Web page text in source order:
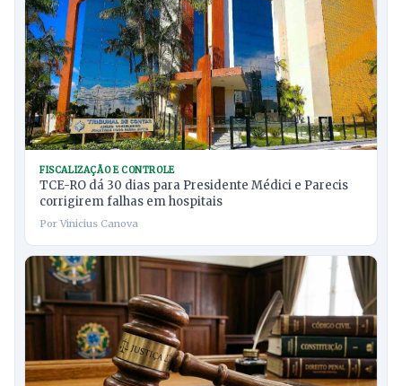
FISCALIZAÇÃO E CONTROLE
TCE-RO dá 30 dias para Presidente Médici e Parecis
corrigirem falhas em hospitais
Por Vinicius Canova